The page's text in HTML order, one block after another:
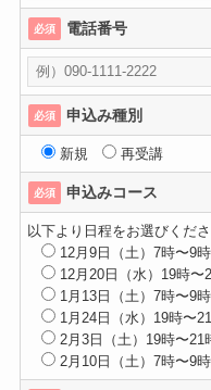
必須 電話番号
必須 申込み種別
新規 再受講
必須 申込みコース
以下より日程をお選びくださ
12月9日（土）7時〜9
12月20日（水）19時〜
1月13日（土）7時〜9
1月24日（水）19時〜
2月3日（土）19時〜21
2月10日（土）7時〜9